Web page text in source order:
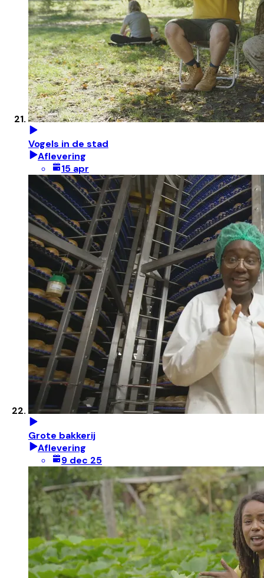
Vogels in de stad
Aflevering
15 apr
Grote bakkerij
Aflevering
9 dec 25